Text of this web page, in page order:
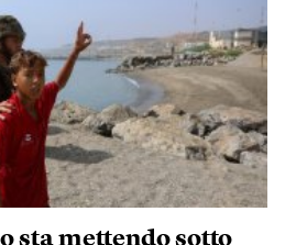
sta mettendo sotto